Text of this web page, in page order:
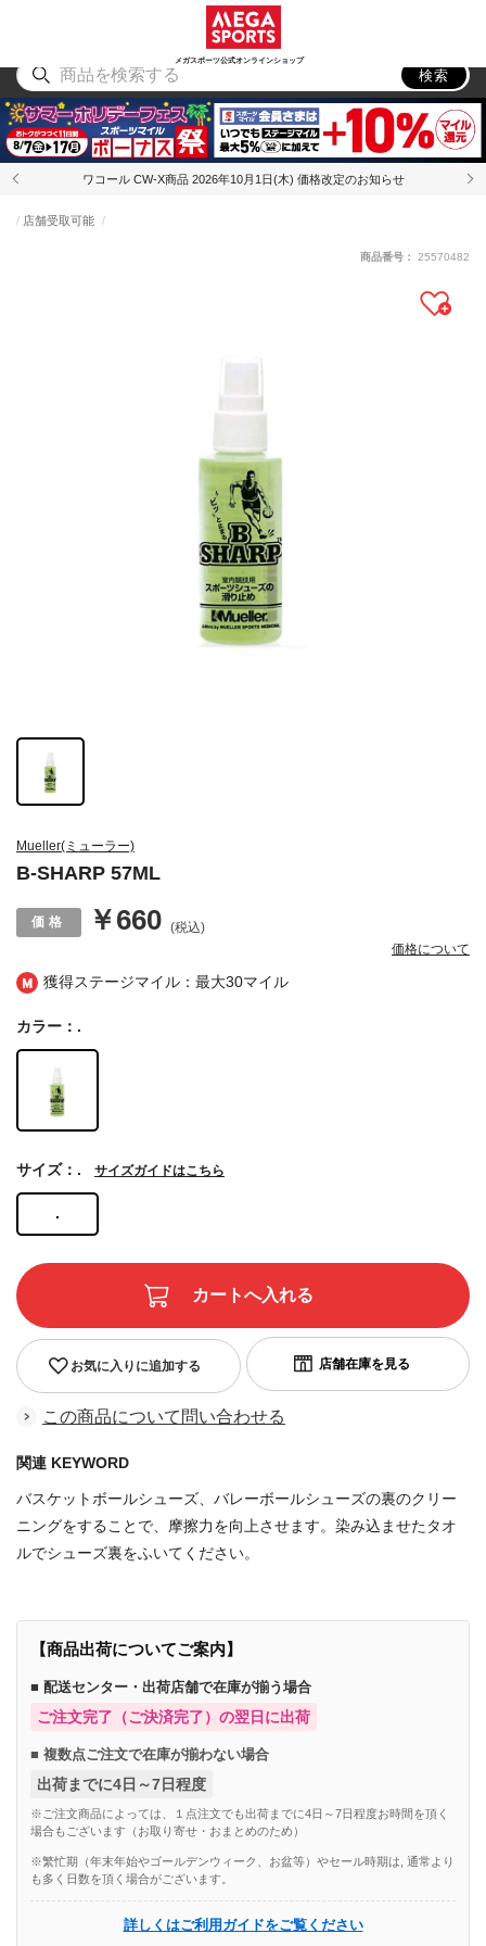
メガスポーツ公式オンラインショップ
アウトドア
検索
ワコール CW-X商品 2026年10月1日(木) 価格改定のお知らせ
獲得ステージマイル：最大30マイル
Mueller(ミューラー)
B-SHARP 57ML
店舗受取可能
￥660 (税込)
価格について
商品番号： 25570482
カラー：.
.
サイズ：. サイズガイドはこちら
お気に入りに追加する
この商品について問い合わせる
関連 KEYWORD
バスケットボールシューズ、バレーボールシューズの裏のクリー
ニングをすることで、摩擦力を向上させます。染み込ませたタオ
ルでシューズ裏をふいてください。
【商品出荷についてご案内】
■ 配送センター・出荷店舗で在庫が揃う場合
ご注文完了（ご決済完了）の翌日に出荷
■ 複数点ご注文で在庫が揃わない場合
出荷までに4日～7日程度
※ご注文商品によっては、１点注文でも出荷までに4日～7日程度お時間を頂く
場合もございます（お取り寄せ・おまとめのため）
※繁忙期（年末年始やゴールデンウィーク、お盆等）やセール時期は, 通常より
も多く日数を頂く場合がございます。
詳しくはご利用ガイドをご覧ください